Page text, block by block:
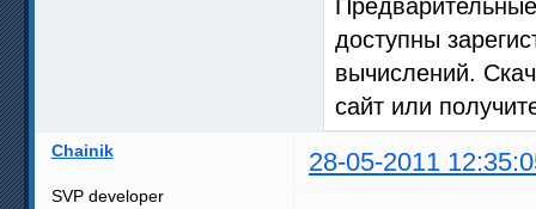
доступны
вычислений.
сайт или
Chainik 28-05-2011
SVP developer